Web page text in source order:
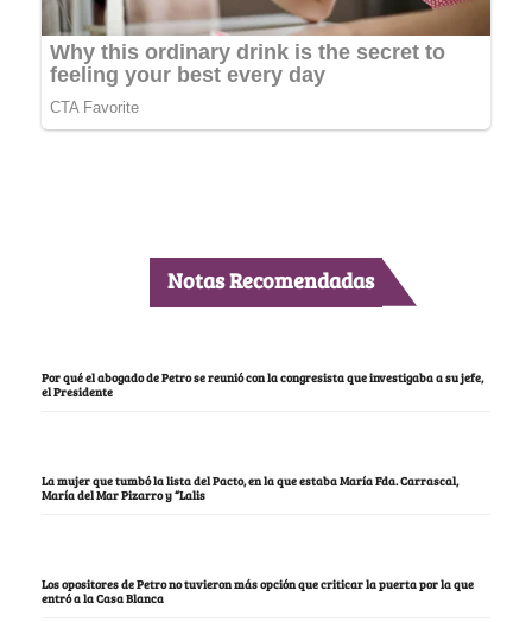
Notas Recomendadas
Por qué el abogado de Petro se reunió con la congresista que investigaba a su jefe,
el Presidente
La mujer que tumbó la lista del Pacto, en la que estaba María Fda. Carrascal,
María del Mar Pizarro y “Lalis
Los opositores de Petro no tuvieron más opción que criticar la puerta por la que
entró a la Casa Blanca